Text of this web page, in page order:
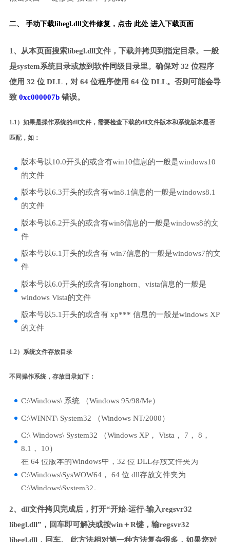
二、 手动下载libegl.dll文件修复， 点击 此处 进入下载页面
1、从本页面搜索libegl.dll文件，下载并拷贝到指定目录。一般
是system系统目录或放到软件同级目录里。确保对 32 位程序
使用 32 位 DLL，对 64 位程序使用 64 位 DLL。否则可能会导
致 0xc000007b错误。
1.1）如果是操作系统的dll文件，需要检查下载的dll文件版本和系统版本是否
匹配，如：
版本号以10.0开头的或含有win10信息的一般是windows10
的文件
版本号以6.3开头的或含有win8.1信息的一般是windows8.1
的文件
版本号以6.2开头的或含有win8信息的一般是windows8的文
件
版本号以6.1开头的或含有 win7信息的一般是windows7的文
件
版本号以6.0开头的或含有longhorn、vista信息的一般是
windows Vista的文件
版本号以5.1开头的或含有 xp*** 信息的一般是windows XP
的文件
1.2）系统文件存放目录
不同操作系统，存放目录如下：
C:\Windows\ 系统 （Windows 95/98/Me）
C:\WINNT\ System32 （Windows NT/2000）
C:\ Windows\ System32 （Windows XP， Vista， 7， 8，
8.1， 10）
在 64 位版本的Windows中，32 位 DLL存放文件夹为
C:\Windows\SysWOW64， 64 位 dll存放文件夹为
C:\Windows\System32。
2、dll文件拷贝完成后，打开“开始-运行-输入regsvr32
libegl.dll”，回车即可解决或按win＋R键，输regsvr32
libegl.dll，回车。 此方法相对第一种方法复杂很多，如果您对